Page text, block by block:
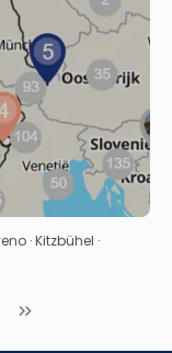
· Kitzbühel ·